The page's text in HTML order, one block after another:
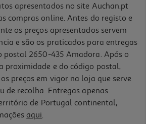
"your Life"
apresentados no site Auchan.pt
compras online. Antes do registo e
os preços apresentados servem
e são os praticados para entregas
postal 2650-435 Amadora. Após o
proximidade e do código postal,
preços em vigor na loja que serve
de recolha. Entregas apenas
de Portugal continental,
aqui.